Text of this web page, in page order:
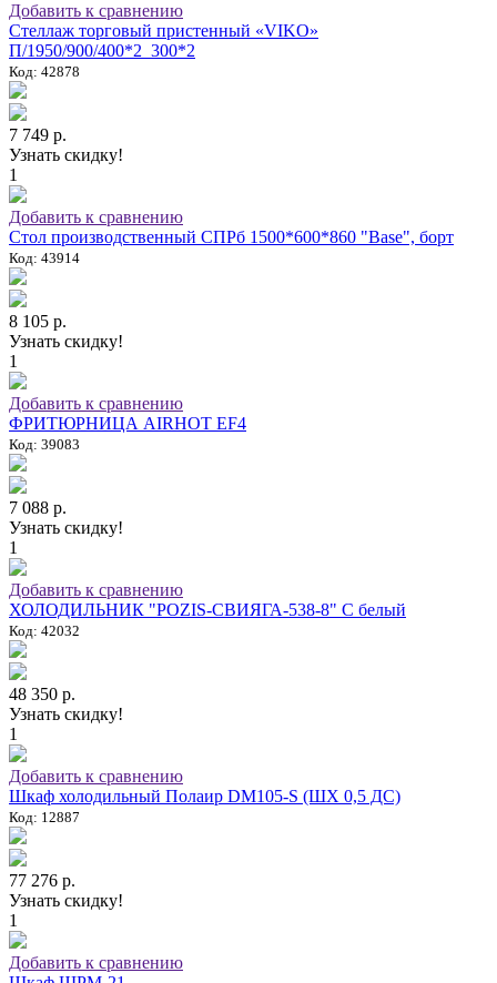
Добавить к сравнению
Стеллаж торговый пристенный «VIKO»
П/1950/900/400*2_300*2
Код: 42878
7 749 р.
Узнать скидку!
1
Добавить к сравнению
Стол производственный СПРб 1500*600*860 "Base", борт
Код: 43914
8 105 р.
Узнать скидку!
1
Добавить к сравнению
ФРИТЮРНИЦА AIRHOT EF4
Код: 39083
7 088 р.
Узнать скидку!
1
Добавить к сравнению
ХОЛОДИЛЬНИК "POZIS-СВИЯГА-538-8" C белый
Код: 42032
48 350 р.
Узнать скидку!
1
Добавить к сравнению
Шкаф холодильный Полаир DM105-S (ШХ 0,5 ДС)
Код: 12887
77 276 р.
Узнать скидку!
1
Добавить к сравнению